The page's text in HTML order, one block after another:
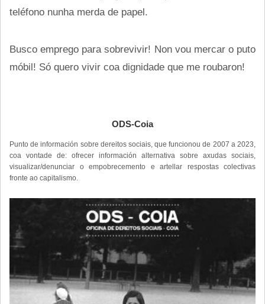
teléfono nunha merda de papel.
Busco emprego para sobrevivir! Non vou mercar o puto
móbil! Só quero vivir coa dignidade que me roubaron!
ODS-Coia
Punto de información sobre dereitos sociais, que funcionou de 2007 a 2023,
coa vontade de: ofrecer información alternativa sobre axudas sociais,
visualizar/denunciar o empobrecemento e artellar respostas colectivas
fronte ao capitalismo.